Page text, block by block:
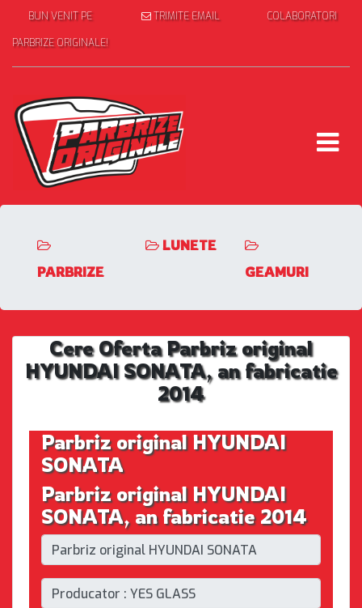
BUN VENIT PE
PARBRIZE ORIGINALE!
TRIMITE EMAIL COLABORATORI
PARBRIZE
LUNETE
GEAMURI
Cere Oferta Parbriz original
HYUNDAI SONATA, an fabricatie
2014
Parbriz original HYUNDAI
SONATA
Parbriz original HYUNDAI
SONATA, an fabricatie 2014